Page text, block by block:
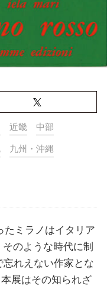
近畿 中部
九州・沖縄
たミラノはイタリア
のような時代に制
れえない作家とな
展はその知られざ